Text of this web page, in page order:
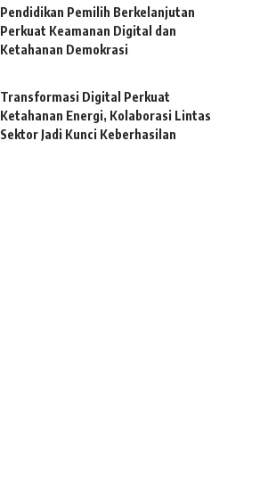
Pendidikan Pemilih Berkelanjutan
Perkuat Keamanan Digital dan
Ketahanan Demokrasi
Transformasi Digital Perkuat
Ketahanan Energi, Kolaborasi Lintas
Sektor Jadi Kunci Keberhasilan